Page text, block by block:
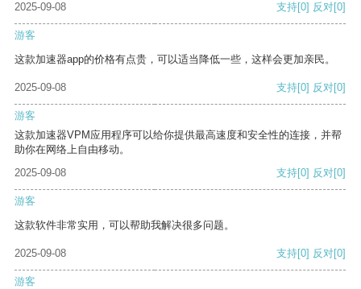
2025-09-08 支持[0] 反对[0]
游客
这款加速器app的价格有点贵，可以适当降低一些，这样会更加亲民。
2025-09-08 支持[0] 反对[0]
游客
这款加速器VPM应用程序可以给你提供最高速度和安全性的连接，并帮
助你在网络上自由移动。
2025-09-08
支持[0] 反对[0]
游客
这款软件非常实用，可以帮助我解决很多问题。
2025-09-08 支持[0] 反对[0]
游客